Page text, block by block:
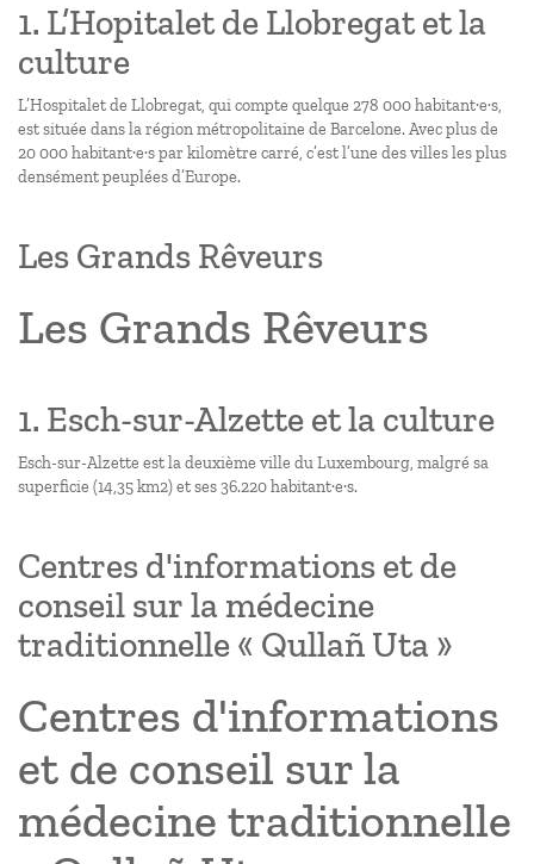
1. L’Hopitalet de Llobregat et la
culture
L’Hospitalet de Llobregat, qui compte quelque 278 000 habitant·e·s,
est située dans la région métropolitaine de Barcelone. Avec plus de
20 000 habitant·e·s par kilomètre carré, c’est l’une des villes les plus
densément peuplées d’Europe.
Les Grands Rêveurs
Les Grands Rêveurs
1. Esch-sur-Alzette et la culture
Esch-sur-Alzette est la deuxième ville du Luxembourg, malgré sa
superficie (14,35 km2) et ses 36.220 habitant·e·s.
Centres d'informations et de
conseil sur la médecine
traditionnelle « Qullañ Uta »
Centres d'informations
et de conseil sur la
médecine traditionnelle